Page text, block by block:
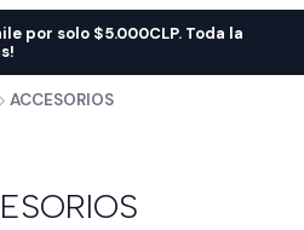
por solo $5.000CLP. Toda la
ACCESORIOS